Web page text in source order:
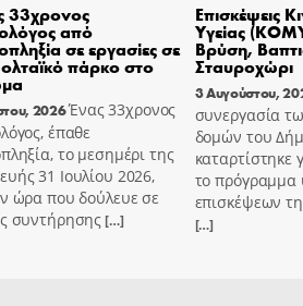
33χρονος
από
σε εργασίες σε
πάρκο στο
2026Ένας 33χρονος
έπαθε
το μεσημέρι της
31 Ιουλίου 2026,
ώρα που δούλευε σε
συντήρησης[…]
Επισκέψεις
Υγείας
Βρύση,
Σταυροχώρι
3 Αυγούστου,
συνεργασία
δομών του
καταρτίστηκε
το πρόγραμμα
επισκέψεων
[…]